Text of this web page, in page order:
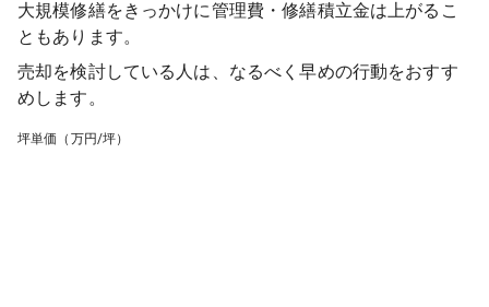
大規模修繕をきっかけに管理費・修繕積立金は上がるこ
ともあります。
売却を検討している人は、なるべく早めの行動をおすす
めします。
坪単価（万円/坪）